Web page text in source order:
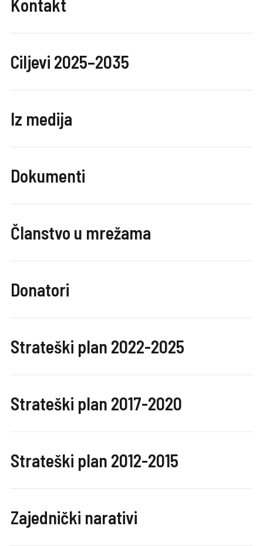
Kontakt
Ciljevi 2025–2035
Iz medija
Dokumenti
Članstvo u mrežama
Donatori
Strateški plan 2022-2025
Strateški plan 2017-2020
Strateški plan 2012-2015
Zajednički narativi